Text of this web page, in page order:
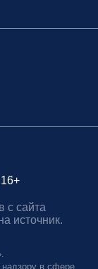
с сайта
источник.
в сфере